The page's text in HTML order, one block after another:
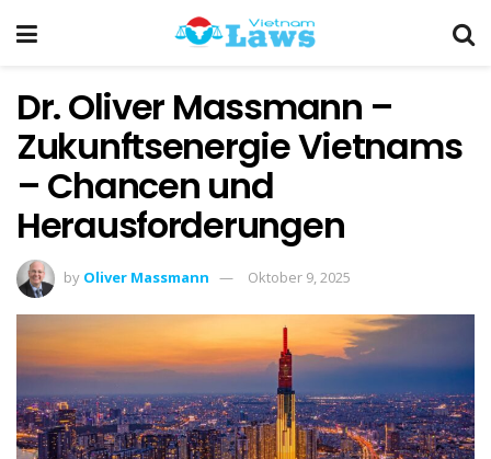
Dr. Oliver Massmann –
Zukunftsenergie Vietnams
– Chancen und
Herausforderungen
by Oliver Massmann Oktober 9, 2025